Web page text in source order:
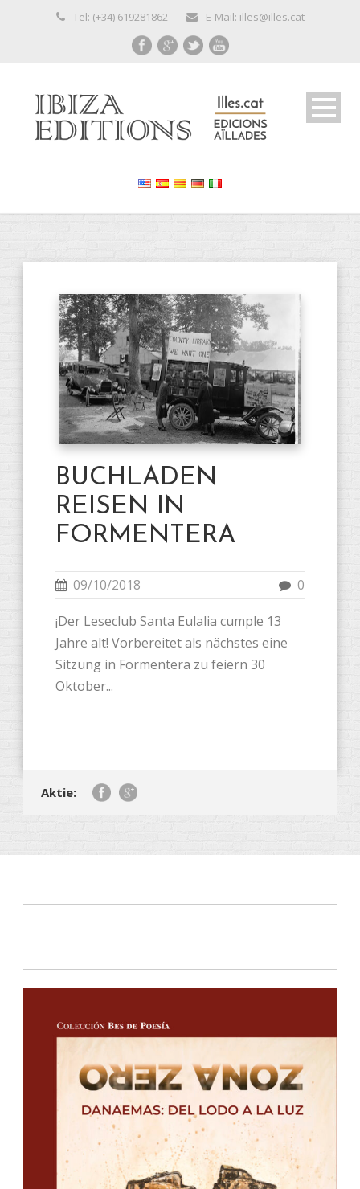
Tel: (+34) 619281862 E-Mail: illes@illes.cat
BUCHLADEN
REISEN IN
FORMENTERA
09/10/2018 0
¡Der Leseclub Santa Eulalia cumple 13
Jahre alt! Vorbereitet als nächstes eine
Sitzung in Formentera zu feiern 30
Oktober...
Aktie: